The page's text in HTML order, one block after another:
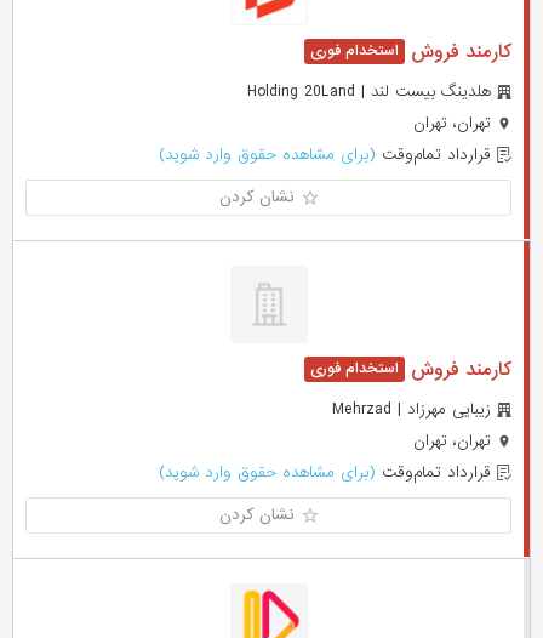
کارمند فروش
هلدینگ بیست لند | Holding 20Land
تهران، تهران
قرارداد تمام‌وقت (برای مشاهده حقوق وارد شوید)
نشان کردن
کارمند فروش
زیبایی مهرزاد | Mehrzad
تهران، تهران
قرارداد تمام‌وقت (برای مشاهده حقوق وارد شوید)
نشان کردن